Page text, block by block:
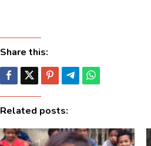
Share this:
Related posts: